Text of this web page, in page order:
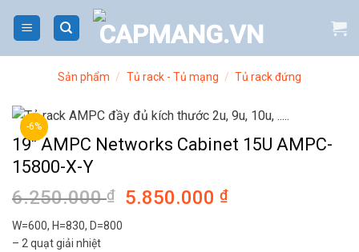
Sản phẩm / Tủ rack - Tủ mạng / Tủ rack đứng
-6%
19″ AMPC Networks Cabinet 15U AMPC-
15800-X-Y
6.250.000₫
Giá
5.850.000₫Giá
W=600, H=830, D=800
– 2 quạt giải nhiệt